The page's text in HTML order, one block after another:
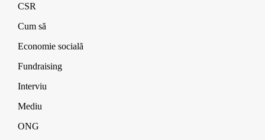
CSR
Cum să
Economie socială
Fundraising
Interviu
Mediu
ONG